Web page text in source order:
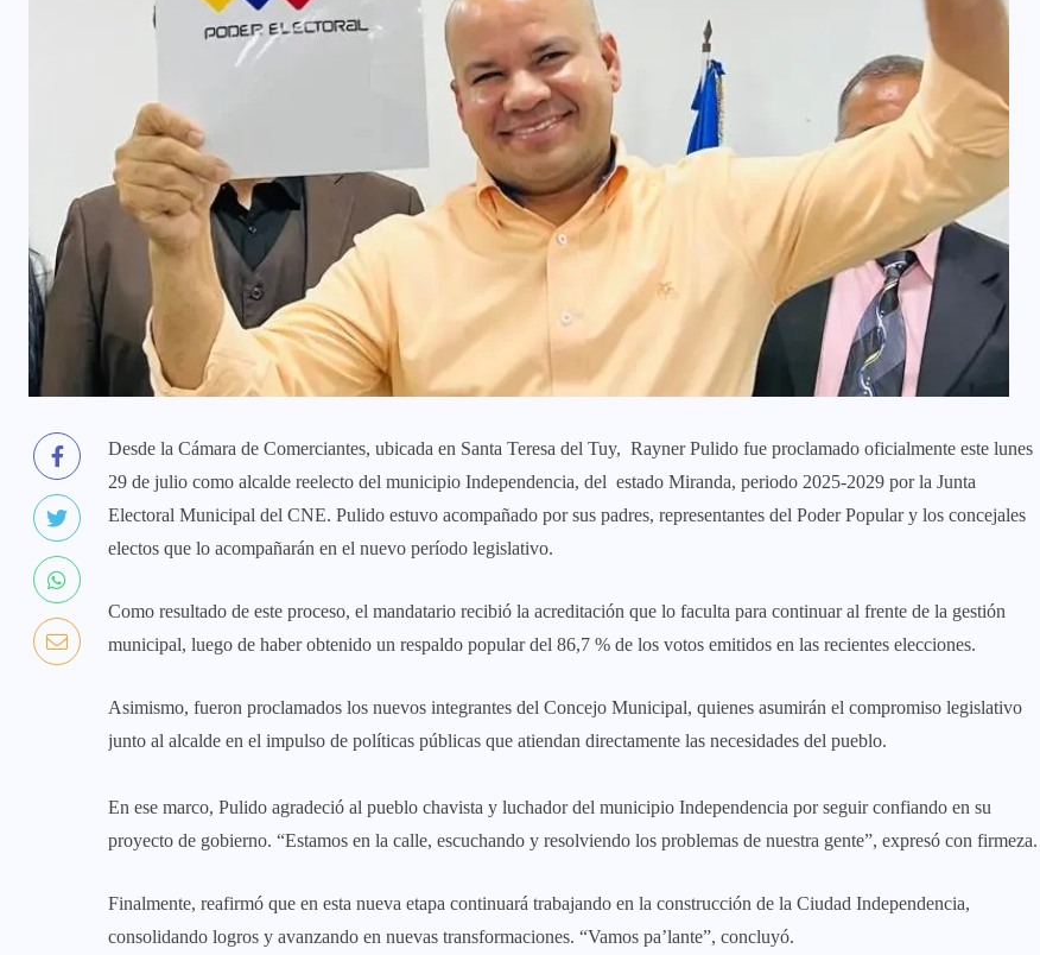
Desde la Cámara de Comerciantes, ubicada en Santa Teresa del Tuy, Rayner Pulido fue proclamado oficialmente este lunes
29 de julio como alcalde reelecto del municipio Independencia, del estado Miranda, periodo 2025-2029 por la Junta
Electoral Municipal del CNE. Pulido estuvo acompañado por sus padres, representantes del Poder Popular y los concejales
electos que lo acompañarán en el nuevo período legislativo.
Como resultado de este proceso, el mandatario recibió la acreditación que lo faculta para continuar al frente de la gestión
municipal, luego de haber obtenido un respaldo popular del 86,7 % de los votos emitidos en las recientes elecciones.
Asimismo, fueron proclamados los nuevos integrantes del Concejo Municipal, quienes asumirán el compromiso legislativo
junto al alcalde en el impulso de políticas públicas que atiendan directamente las necesidades del pueblo.
En ese marco, Pulido agradeció al pueblo chavista y luchador del municipio Independencia por seguir confiando en su
proyecto de gobierno. “Estamos en la calle, escuchando y resolviendo los problemas de nuestra gente”, expresó con firmeza.
Finalmente, reafirmó que en esta nueva etapa continuará trabajando en la construcción de la Ciudad Independencia,
consolidando logros y avanzando en nuevas transformaciones. “Vamos pa’lante”, concluyó.